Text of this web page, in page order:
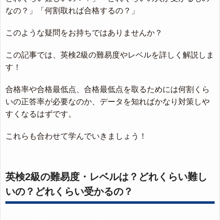
なの？」「何割取れば合格するの？」
このような疑問をお持ちではありませんか？
この記事では、英検2級の難易度やレベルを詳しく解説しま
す！
合格率や合格最低点、合格最低点を取るためには何割くら
いの正答率が必要なのか、データを知ればかなり対策しや
すくなるはずです。
これらも合わせて学んでいきましょう！
英検2級の難易度・レベルは？どれくらい難し
いの？どれくらい受かるの？